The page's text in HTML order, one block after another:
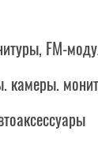
FM-
камеры.